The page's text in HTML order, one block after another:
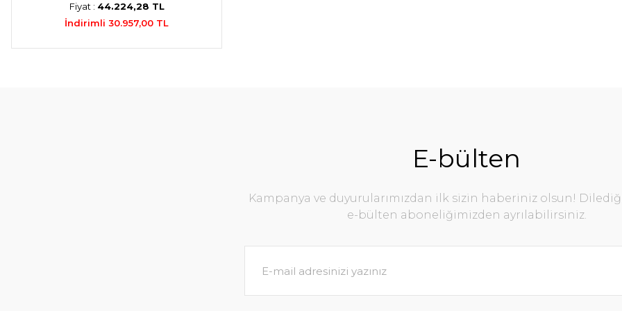
Fiyat : 44.224,28 TL
İndirimli 30.957,00 TL
E-bülten
Kampanya ve duyurularımızdan ilk sizin haberiniz olsun!
e-bülten aboneliğimizden ayrılabilirsiniz.